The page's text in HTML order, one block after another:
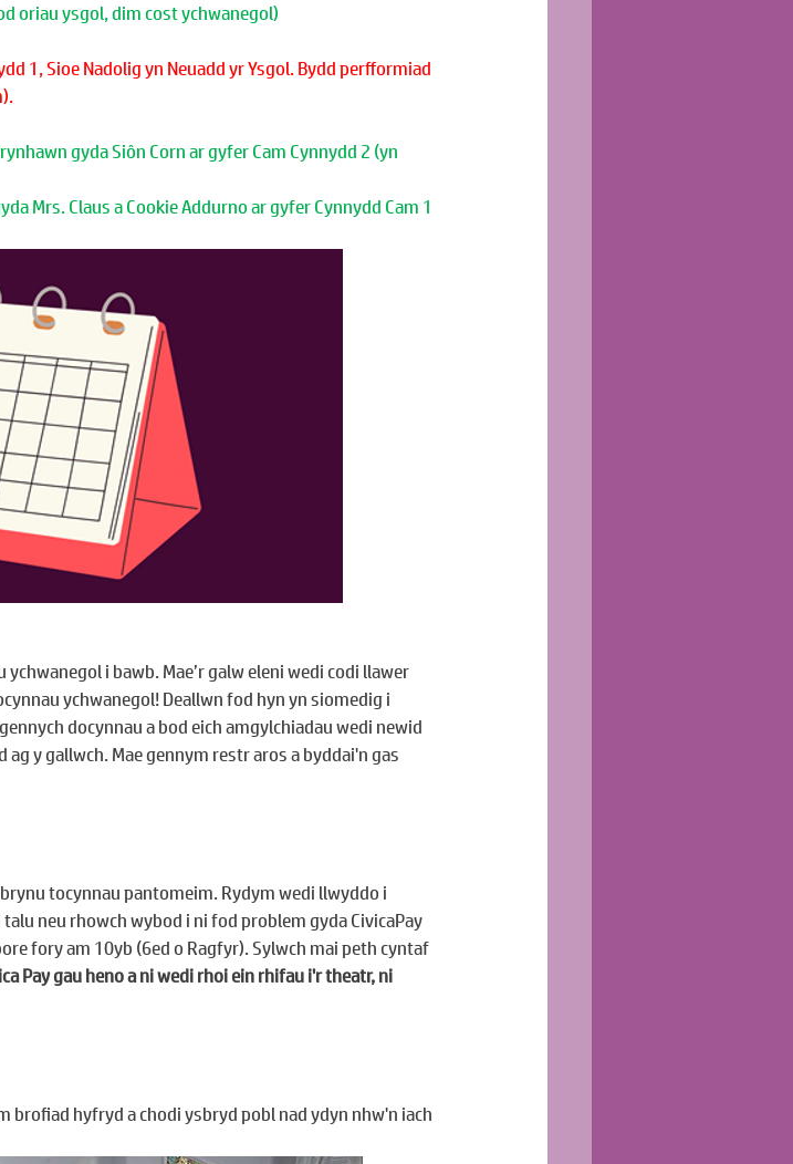
oriau ysgol, dim cost ychwanegol)
1, Sioe Nadolig yn Neuadd yr Ysgol. Bydd perfformiad
gyda Siôn Corn ar gyfer Cam Cynnydd 2 (yn
Mrs. Claus a Cookie Addurno ar gyfer Cynnydd Cam 1
i bawb. Mae’r galw eleni wedi codi llawer
ychwanegol! Deallwn fod hyn yn siomedig i
docynnau a bod eich amgylchiadau wedi newid
y gallwch. Mae gennym restr aros a byddai'n gas
tocynnau pantomeim. Rydym wedi llwyddo i
neu rhowch wybod i ni fod problem gyda CivicaPay
fory am 10yb (6ed o Ragfyr). Sylwch mai peth cyntaf
Pay gau heno a ni wedi rhoi ein rhifau i'r theatr, ni
brofiad hyfryd a chodi ysbryd pobl nad ydyn nhw'n iach